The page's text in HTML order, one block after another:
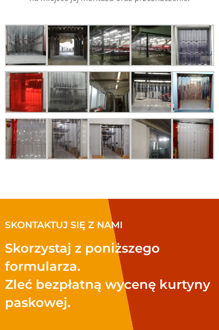
SKONTAKTUJ SIĘ Z NAMI
Skorzystaj z poniższego
formularza.
Zleć bezpłatną wycenę kurtyny
paskowej.